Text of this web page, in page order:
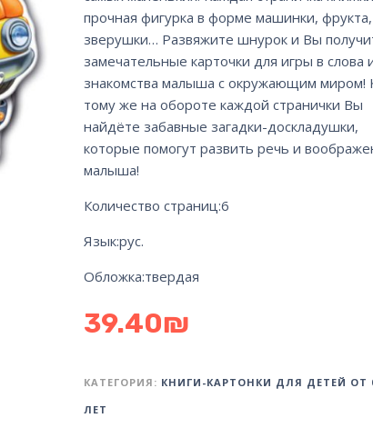
прочная фигурка в форме машинки, фрукта,
зверушки… Развяжите шнурок и Вы
замечательные карточки для игры в слова
знакомства малыша с окружающим миром!
тому же на обороте каждой странички Вы
найдёте забавные загадки-доскладушки,
которые помогут развить речь и
малыша!
Количество страниц:6
Язык:рус.
Обложка:твердая
39.40₪
КАТЕГОРИЯ: КНИГИ-КАРТОНКИ ДЛЯ ДЕТЕЙ ОТ
ЛЕТ